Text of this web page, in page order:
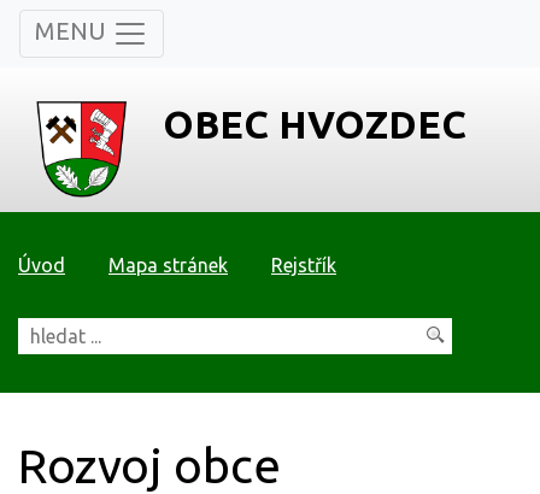
MENU
OBEC HVOZDEC
Úvod Mapa stránek Rejstřík
Rozvoj obce